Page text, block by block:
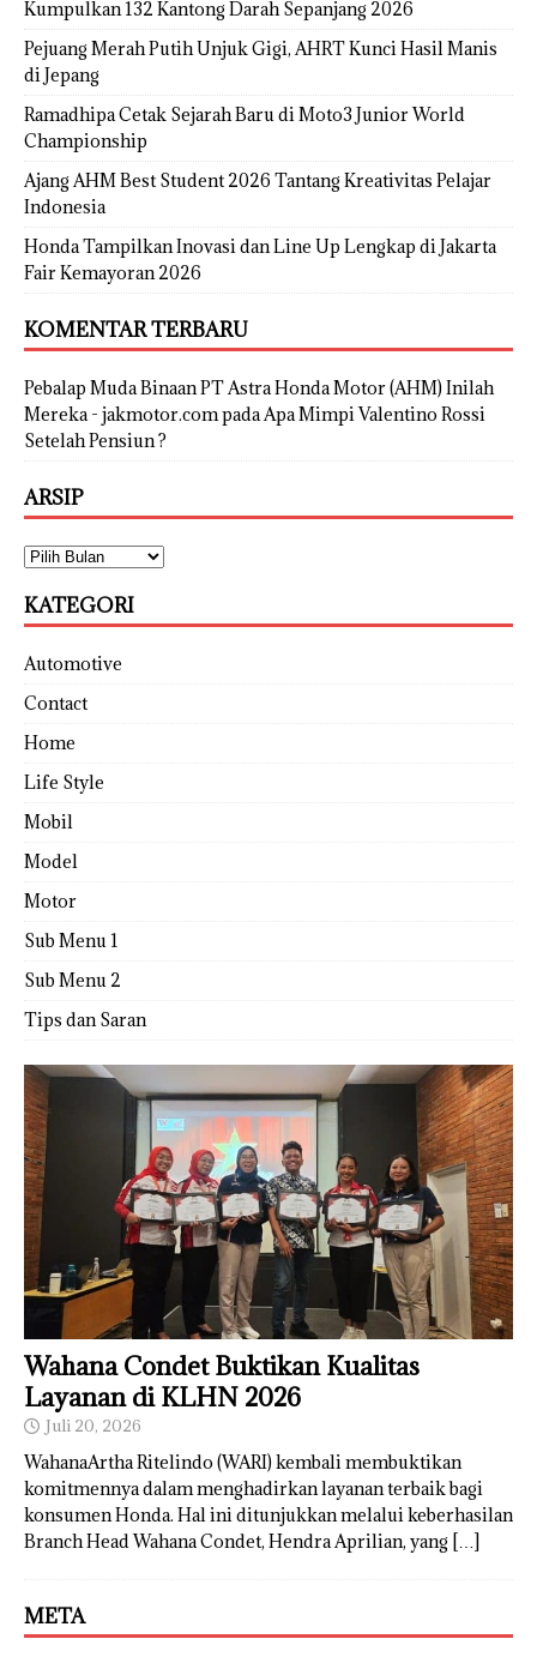
Kumpulkan 132 Kantong Darah Sepanjang 2026
Pejuang Merah Putih Unjuk Gigi, AHRT Kunci Hasil Manis
di Jepang
Ramadhipa Cetak Sejarah Baru di Moto3 Junior World
Championship
Ajang AHM Best Student 2026 Tantang Kreativitas Pelajar
Indonesia
Honda Tampilkan Inovasi dan Line Up Lengkap di Jakarta
Fair Kemayoran 2026
KOMENTAR TERBARU
Pebalap Muda Binaan PT Astra Honda Motor (AHM) Inilah
Mereka - jakmotor.compada Apa Mimpi Valentino Rossi
Setelah Pensiun ?
ARSIP
KATEGORI
Automotive
Contact
Home
Life Style
Mobil
Model
Motor
Sub Menu 1
Sub Menu 2
Tips dan Saran
Wahana Condet Buktikan Kualitas
Layanan di KLHN 2026
Juli 20, 2026
WahanaArtha Ritelindo (WARI) kembali membuktikan
komitmennya dalam menghadirkan layanan terbaik bagi
konsumen Honda. Hal ini ditunjukkan melalui keberhasilan
Branch Head Wahana Condet, Hendra Aprilian, yang […]
META